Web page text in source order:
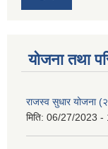
योजना तथा
राजस्व सुधार योजना
मिति: 06/27/2023 -